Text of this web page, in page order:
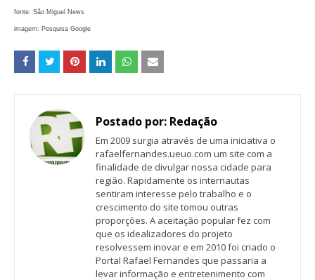
fonte: São Miguel News
imagem: Pesquisa Google
Postado por: Redação
Em 2009 surgia através de uma iniciativa o
rafaelfernandes.ueuo.com um site com a
finalidade de divulgar nossa cidade para
região. Rapidamente os internautas
sentiram interesse pelo trabalho e o
crescimento do site tomou outras
proporções. A aceitação popular fez com
que os idealizadores do projeto
resolvessem inovar e em 2010 foi criado o
Portal Rafael Fernandes que passaria a
levar informação e entretenimento com